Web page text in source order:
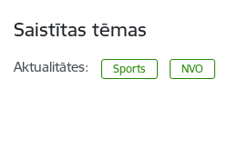
Saistītas tēmas
Aktualitātes: Sports NVO